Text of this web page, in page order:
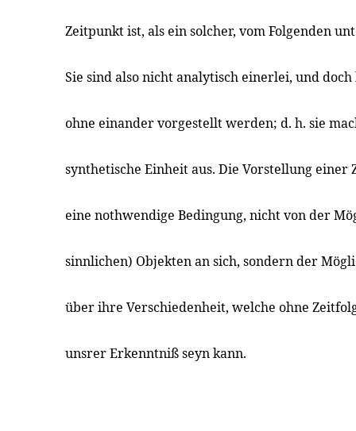
Zeitpunkt ist, als ein solcher, vom Folgenden
Sie sind also nicht analytisch einerlei, und
ohne einander vorgestellt werden; d. h. sie
synthetische Einheit aus. Die Vorstellung einer
eine nothwendige Bedingung, nicht von der
sinnlichen) Objekten an sich, sondern der
über ihre Verschiedenheit, welche ohne
unsrer Erkenntniß seyn kann.